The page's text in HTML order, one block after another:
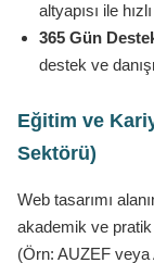
altyapısı ile
365 Gün
destek ve
Eğitim ve
Sektörü)
Web tasarımı
akademik ve
(Örn: AUZEF veya